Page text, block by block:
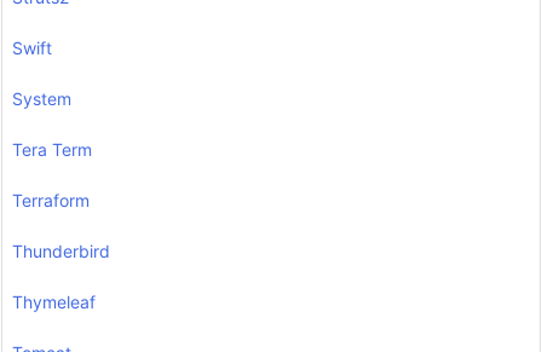
Swift
System
Tera Term
Terraform
Thunderbird
Thymeleaf